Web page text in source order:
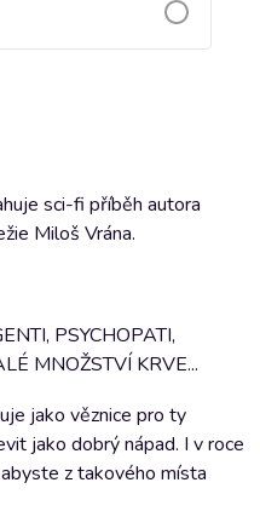
sci-fi příběh autora
Miloš Vrána.
PSYCHOPATI,
MNOŽSTVÍ KRVE...
jako věznice pro ty
jako dobrý nápad. I v roce
z takového místa